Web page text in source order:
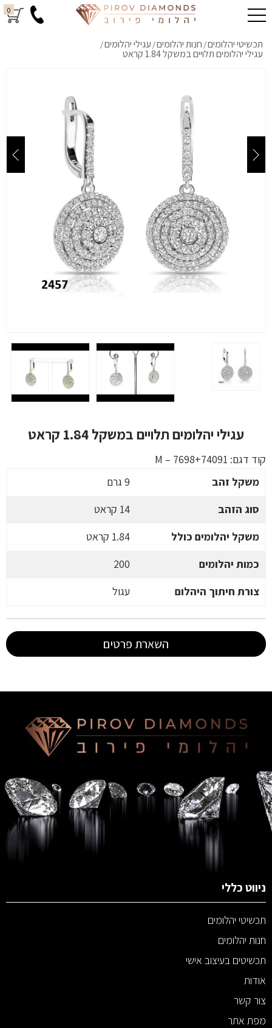
0
תכשיטי יהלומים/ חנות יהלומים/ עגילי יהלומים/
עגילי יהלומים תלויים במשקל 1.84 קראט
עגילי יהלומים תלויים במשקל 1.84 קראט
קוד דגם: M – 7698+74091
משקל זהב
9 גרם
סוג הזהב
14 קראט
משקל יהלומים כולל
1.84 קראט
כמות יהלומים
200
צורת חיתוך היהלום
עגול
השארת פרטים
ניווט כללי
תכשיטי יהלומים
חנות יהלומים
תכשיטים בעיצוב אישי
אודות
צור קשר
מפת אתר